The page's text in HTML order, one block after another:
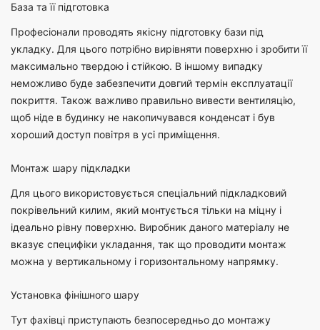
База та її підготовка
Професіонали проводять якісну підготовку бази під
укладку. Для цього потрібно вирівняти поверхню і зробити її
максимально твердою і стійкою. В іншому випадку
неможливо буде забезпечити довгий термін експлуатації
покриття. Також важливо правильно вивести вентиляцію,
щоб ніде в будинку не накопичувався конденсат і був
хороший доступ повітря в усі приміщення.
Монтаж шару підкладки
Для цього використовується спеціальний підкладковий
покрівельний килим, який монтується тільки на міцну і
ідеально рівну поверхню. Виробник даного матеріалу не
вказує специфіки укладання, так що проводити монтаж
можна у вертикальному і горизонтальному напрямку.
Установка фінішного шару
Тут фахівці приступають безпосередньо до монтажу